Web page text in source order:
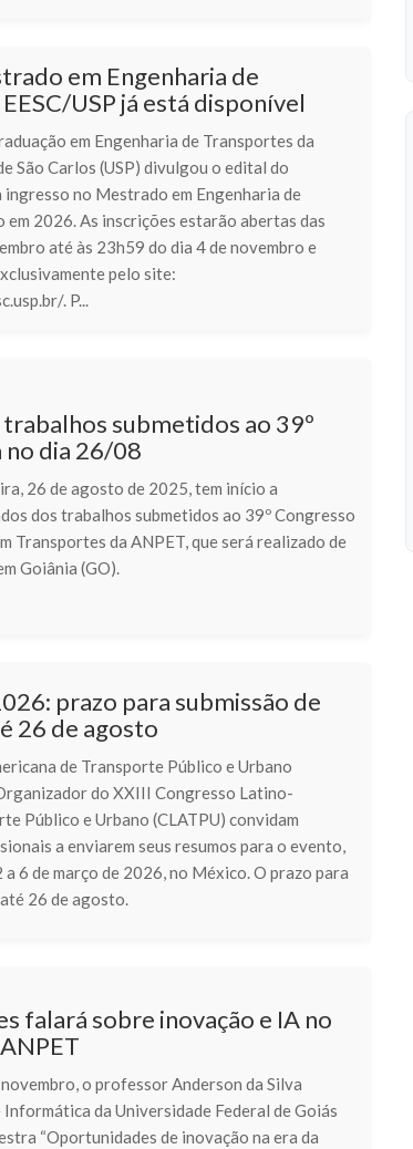
em Engenharia de
USP já está disponível
em Engenharia de Transportes da
São Carlos (USP) divulgou o edital do
no Mestrado em Engenharia de
em 2026. As inscrições estarão abertas das
até às 23h59 do dia 4 de novembro e
pelo site:
. P...
submetidos ao 39º
no dia 26/08
26 de agosto de 2025, tem início a
dos trabalhos submetidos ao 39º Congresso
Transportes da ANPET, que será realizado de
Goiânia (GO).
prazo para submissão de
26 de agosto
de Transporte Público e Urbano
do XXIII Congresso Latino-
Público e Urbano (CLATPU) convidam
a enviarem seus resumos para o evento,
6 de março de 2026, no México. O prazo para
26 de agosto.
falará sobre inovação e IA no
o professor Anderson da Silva
da Universidade Federal de Goiás
“Oportunidades de inovação na era da